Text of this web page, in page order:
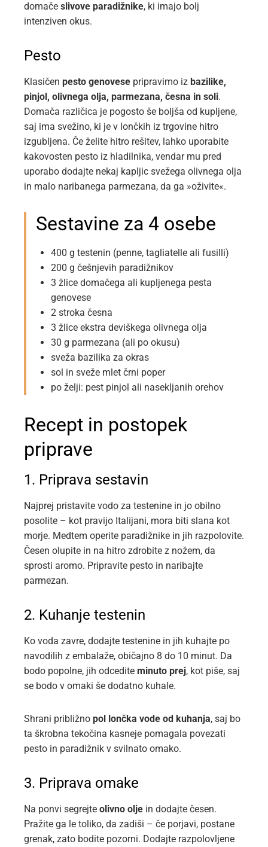
domače slivove paradižnike, ki imajo bolj
intenziven okus.
Pesto
Klasičen pesto genovese pripravimo iz bazilike,
pinjol, olivnega olja, parmezana, česna in soli.
Domača različica je pogosto še boljša od kupljene,
saj ima svežino, ki je v lončkih iz trgovine hitro
izgubljena. Če želite hitro rešitev, lahko uporabite
kakovosten pesto iz hladilnika, vendar mu pred
uporabo dodajte nekaj kapljic svežega olivnega olja
in malo naribanega parmezana, da ga »oživite«.
Sestavine za 4 osebe
400 g testenin (penne, tagliatelle ali fusilli)
200 g češnjevih paradižnikov
3 žlice domačega ali kupljenega pesta
genovese
2 stroka česna
3 žlice ekstra deviškega olivnega olja
30 g parmezana (ali po okusu)
sveža bazilika za okras
sol in sveže mlet črni poper
po želji: pest pinjol ali nasekljanih orehov
Recept in postopek
priprave
1. Priprava sestavin
Najprej pristavite vodo za testenine in jo obilno
posolite – kot pravijo Italijani, mora biti slana kot
morje. Medtem operite paradižnike in jih razpolovite.
Česen olupite in na hitro zdrobite z nožem, da
sprosti aromo. Pripravite pesto in naribajte
parmezan.
2. Kuhanje testenin
Ko voda zavre, dodajte testenine in jih kuhajte po
navodilih z embalaže, običajno 8 do 10 minut. Da
bodo popolne, jih odcedite minuto prej, kot piše, saj
se bodo v omaki še dodatno kuhale.
Shrani približno pol lončka vode od kuhanja, saj bo
ta škrobna tekočina kasneje pomagala povezati
pesto in paradižnik v svilnato omako.
3. Priprava omake
Na ponvi segrejte olivno olje in dodajte česen.
Pražite ga le toliko, da zadiši – če porjavi, postane
grenak, zato bodite pozorni. Dodajte razpolovljene